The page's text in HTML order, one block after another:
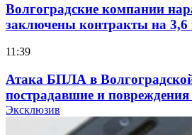
Волгоградские компании
заключены контракты на
11:39
Атака БПЛА в
пострадавшие и
Эксклюзив